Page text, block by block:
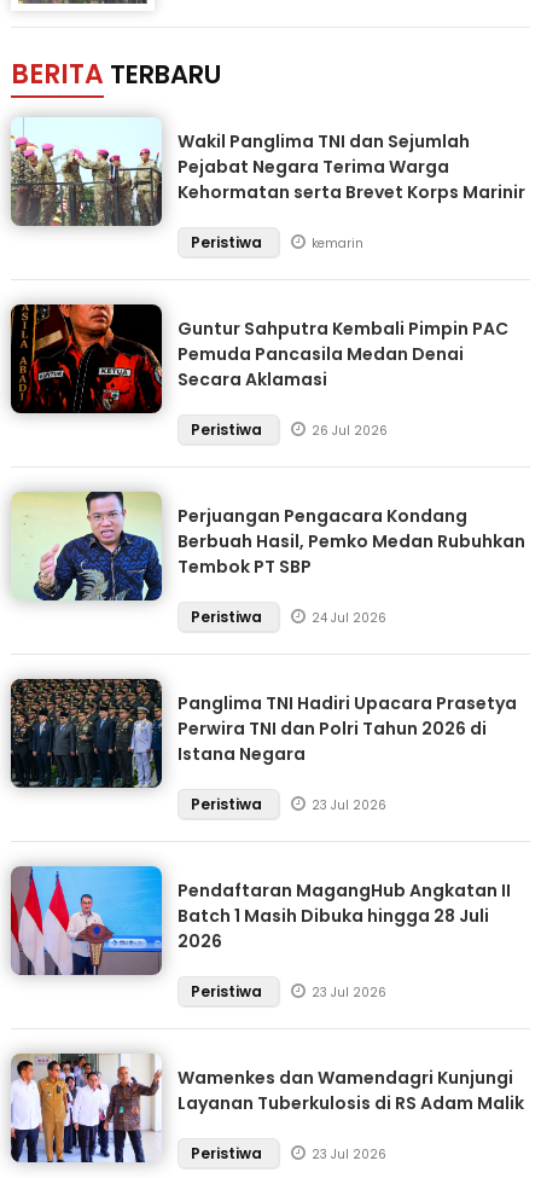
BERITA TERBARU
Wakil Panglima TNI dan Sejumlah
Pejabat Negara Terima Warga
Kehormatan serta Brevet Korps Marinir
Peristiwa kemarin
Guntur Sahputra Kembali Pimpin PAC
Pemuda Pancasila Medan Denai
Secara Aklamasi
Peristiwa 26 Jul 2026
Perjuangan Pengacara Kondang
Berbuah Hasil, Pemko Medan Rubuhkan
Tembok PT SBP
Peristiwa 24 Jul 2026
Panglima TNI Hadiri Upacara Prasetya
Perwira TNI dan Polri Tahun 2026 di
Istana Negara
Peristiwa 23 Jul 2026
Pendaftaran MagangHub Angkatan II
Batch 1 Masih Dibuka hingga 28 Juli
2026
Peristiwa 23 Jul 2026
Wamenkes dan Wamendagri Kunjungi
Layanan Tuberkulosis di RS Adam Malik
Peristiwa 23 Jul 2026